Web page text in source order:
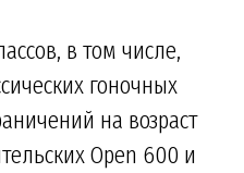
в том числе,
гоночных
на возраст
Open 600 и